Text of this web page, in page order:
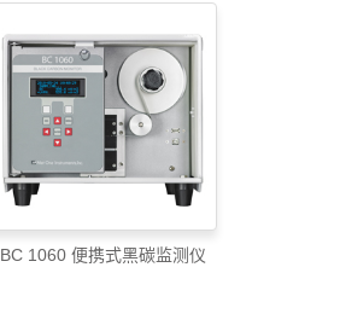
BC 1060 便携式黑碳监测仪